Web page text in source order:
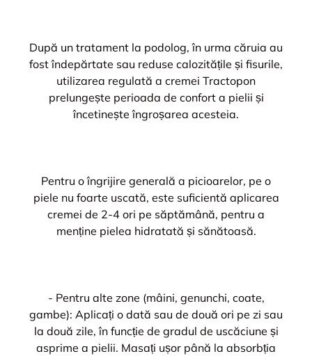
După un tratament la podolog, în urma căruia au
fost îndepărtate sau reduse calozitățile și fisurile,
utilizarea regulată a cremei Tractopon
prelungește perioada de confort a pielii și
încetinește îngroșarea acesteia.
Pentru o îngrijire generală a picioarelor, pe o
piele nu foarte uscată, este suficientă aplicarea
cremei de 2-4 ori pe săptămână, pentru a
menține pielea hidratată și sănătoasă.
- Pentru alte zone (mâini, genunchi, coate,
gambe): Aplicați o dată sau de două ori pe zi sau
la două zile, în funcție de gradul de uscăciune și
asprime a pielii. Masați ușor până la absorbția